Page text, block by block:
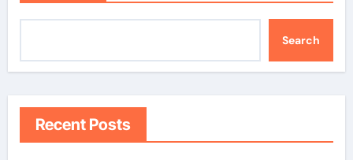
Search
Recent Posts